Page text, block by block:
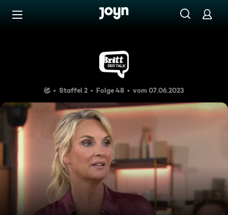
Zum Inhalt springen
Neustart! Raus aus der Krise
Staffel 2 Folge 48 vom 07.06.2023